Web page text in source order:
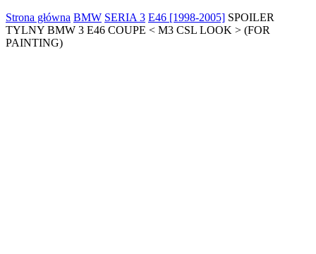
Strona główna BMW SERIA 3 E46 [1998-2005] SPOILER
TYLNY BMW 3 E46 COUPE < M3 CSL LOOK > (FOR
PAINTING)